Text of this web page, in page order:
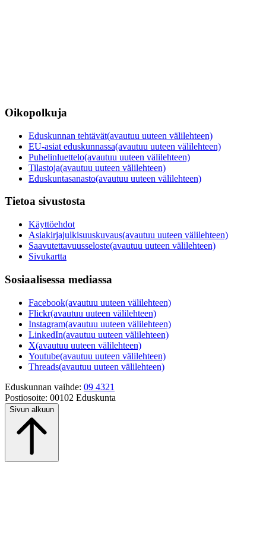
Oikopolkuja
Eduskunnan tehtävät(avautuu uuteen välilehteen)
EU-asiat eduskunnassa(avautuu uuteen välilehteen)
Puhelinluettelo(avautuu uuteen välilehteen)
Tilastoja(avautuu uuteen välilehteen)
Eduskuntasanasto(avautuu uuteen välilehteen)
Tietoa sivustosta
Käyttöehdot
Asiakirjajulkisuuskuvaus(avautuu uuteen välilehteen)
Saavutettavuusseloste(avautuu uuteen välilehteen)
Sivukartta
Sosiaalisessa mediassa
Facebook(avautuu uuteen välilehteen)
Flickr(avautuu uuteen välilehteen)
Instagram(avautuu uuteen välilehteen)
LinkedIn(avautuu uuteen välilehteen)
X(avautuu uuteen välilehteen)
Youtube(avautuu uuteen välilehteen)
Threads(avautuu uuteen välilehteen)
Eduskunnan vaihde: 09 4321
Postiosoite: 00102 Eduskunta
Sivun alkuun